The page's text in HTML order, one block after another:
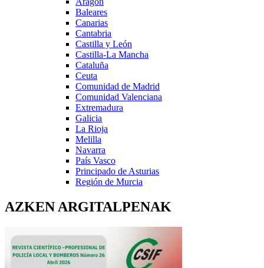
Baleares
Canarias
Cantabria
Castilla y León
Castilla-La Mancha
Cataluña
Ceuta
Comunidad de Madrid
Comunidad Valenciana
Extremadura
Galicia
La Rioja
Melilla
Navarra
País Vasco
Principado de Asturias
Región de Murcia
AZKEN ARGITALPENAK